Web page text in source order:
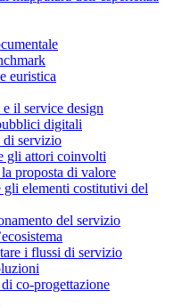
euristica
il service design
digitali
servizio
gli attori coinvolti
proposta di valore
gli elementi costitutivi del
del servizio
i flussi di servizio
co-progettazione